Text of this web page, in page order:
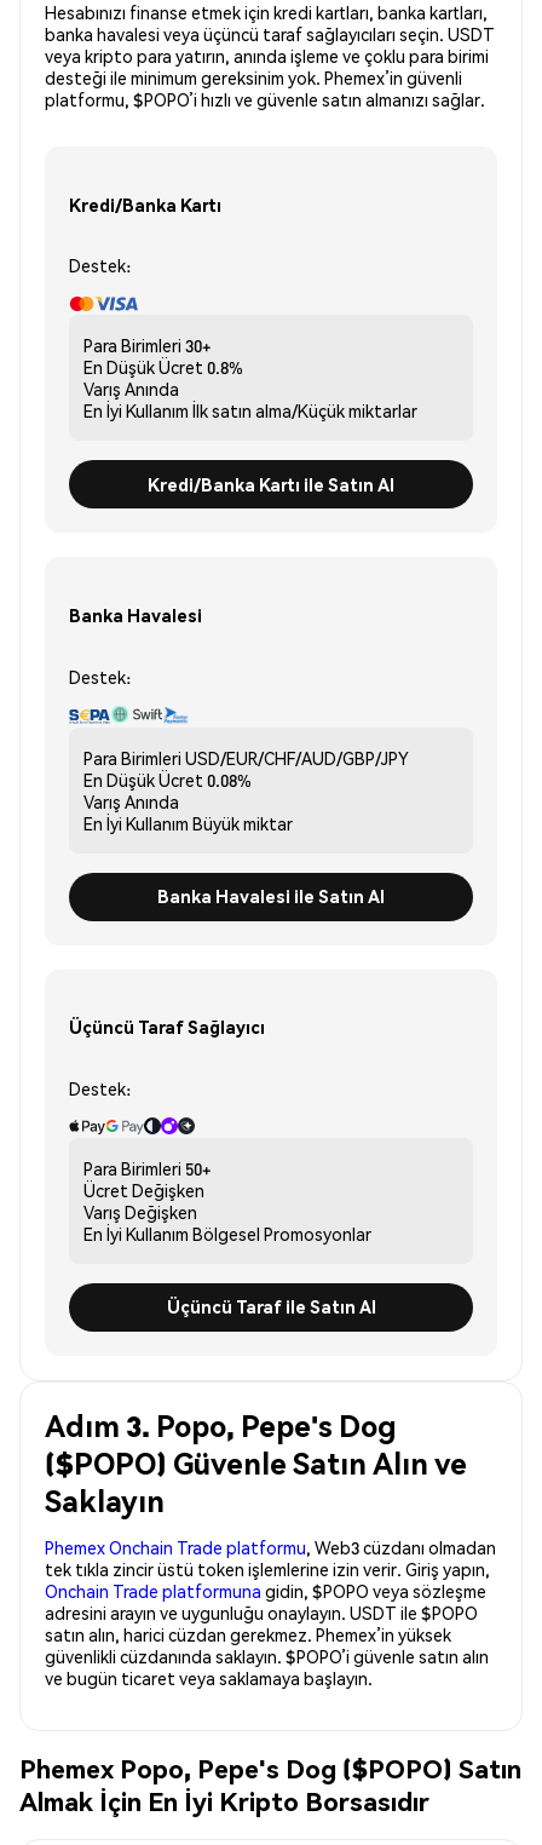
Hesabınızı finanse etmek için kredi kartları, banka kartları,
banka havalesi veya üçüncü taraf sağlayıcıları seçin. USDT
veya kripto para yatırın, anında işleme ve çoklu para birimi
desteği ile minimum gereksinim yok. Phemex’in güvenli
platformu, $POPO’i hızlı ve güvenle satın almanızı sağlar.
Kredi/Banka Kartı
Destek:
Para Birimleri 30+
En Düşük Ücret 0.8%
Varış Anında
En İyi Kullanım İlk satın alma/Küçük miktarlar
Kredi/Banka Kartı ile Satın Al
Banka Havalesi
Destek:
Para Birimleri USD/EUR/CHF/AUD/GBP/JPY
En Düşük Ücret 0.08%
Varış Anında
En İyi Kullanım Büyük miktar
Banka Havalesi ile Satın Al
Üçüncü Taraf Sağlayıcı
Destek:
Para Birimleri 50+
Ücret Değişken
Varış Değişken
En İyi Kullanım Bölgesel Promosyonlar
Üçüncü Taraf ile Satın Al
Adım 3. Popo, Pepe's Dog
($POPO) Güvenle Satın Alın ve
Saklayın
Phemex Onchain Trade platformu, Web3 cüzdanı olmadan
tek tıkla zincir üstü token işlemlerine izin verir. Giriş yapın,
Onchain Trade platformuna gidin, $POPO veya sözleşme
adresini arayın ve uygunluğu onaylayın. USDT ile $POPO
satın alın, harici cüzdan gerekmez. Phemex’in yüksek
güvenlikli cüzdanında saklayın. $POPO’i güvenle satın alın
ve bugün ticaret veya saklamaya başlayın.
Phemex Popo, Pepe's Dog ($POPO) Satın
Almak İçin En İyi Kripto Borsasıdır